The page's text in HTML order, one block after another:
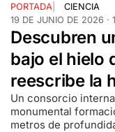
PORTADA
CIENCIA
19 DE JUNIO DE 2026 ·
Descubren
bajo el hielo
reescribe la
Un consorcio
monumental
metros de